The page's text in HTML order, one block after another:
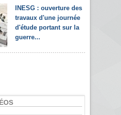
INESG : ouverture des
travaux d'une journée
d'étude portant sur la
guerre...